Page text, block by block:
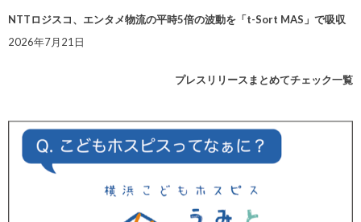
NTTロジスコ、エンタメ物流の平時5倍の波動を「t-Sort MAS」で吸収
2026年7月21日
プレスリリースまとめてチェック一覧